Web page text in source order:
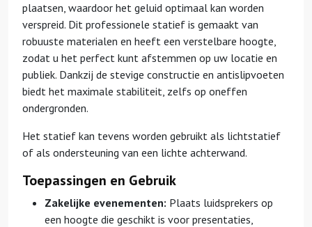
plaatsen, waardoor het geluid optimaal kan worden
verspreid. Dit professionele statief is gemaakt van
robuuste materialen en heeft een verstelbare hoogte,
zodat u het perfect kunt afstemmen op uw locatie en
publiek. Dankzij de stevige constructie en antislipvoeten
biedt het maximale stabiliteit, zelfs op oneffen
ondergronden.
Het statief kan tevens worden gebruikt als lichtstatief
of als ondersteuning van een lichte achterwand.
Toepassingen en Gebruik
Zakelijke evenementen: Plaats luidsprekers op
een hoogte die geschikt is voor presentaties,